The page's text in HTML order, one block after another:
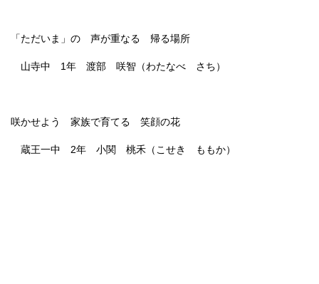
「ただいま」の 声が重なる 帰る場所
山寺中 1年 渡部 咲智（わたなべ さち）
咲かせよう 家族で育てる 笑顔の花
蔵王一中 2年 小関 桃禾（こせき ももか）